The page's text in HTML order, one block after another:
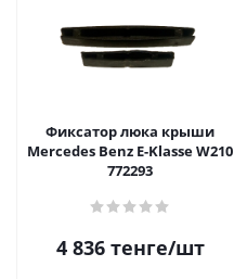
Фиксатор люка крыши
Mercedes Benz E-Klasse W210
772293
4 836тенге/шт